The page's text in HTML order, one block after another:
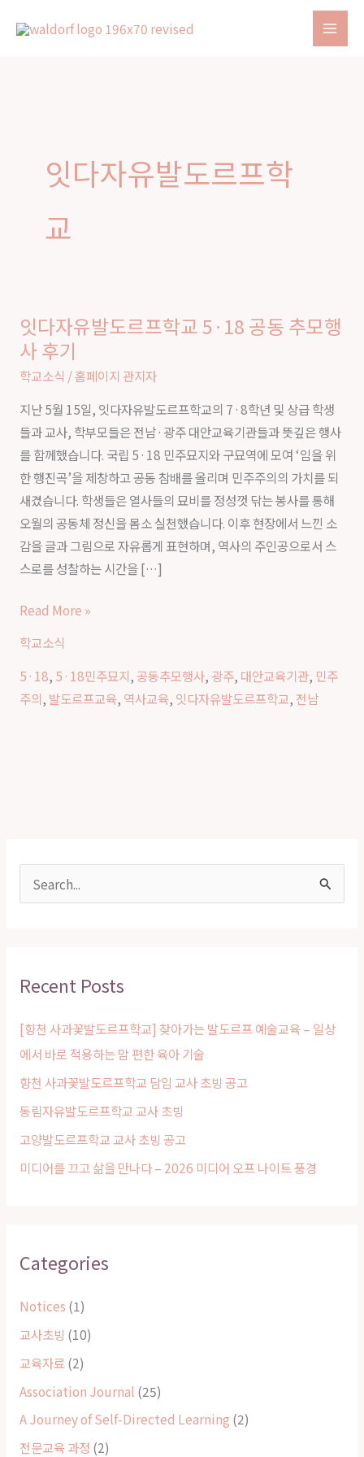
잇다자유발도르프학
교
잇다자유발도르프학교 5·18 공동 추모행
사 후기
학교소식 /홈페이지 관지자
지난 5월 15일, 잇다자유발도르프학교의 7·8학년 및 상급 학생
들과 교사, 학부모들은 전남·광주 대안교육기관들과 뜻깊은 행사
를 함께했습니다. 국립 5·18 민주묘지와 구묘역에 모여 ‘임을 위
한 행진곡’을 제창하고 공동 참배를 올리며 민주주의의 가치를 되
새겼습니다. 학생들은 열사들의 묘비를 정성껏 닦는 봉사를 통해
오월의 공동체 정신을 몸소 실천했습니다. 이후 현장에서 느낀 소
감을 글과 그림으로 자유롭게 표현하며, 역사의 주인공으로서 스
스로를 성찰하는 시간을 […]
잇
다
자
발
도
르
프
학
교
5·18
공
추
모
후
Read More »
학교소식
5·18, 5·18민주묘지,공동추모행사, 광주, 대안교육기관, 민주
주의, 발도르프교육, 역사교육, 잇다자유발도르프학교, 전남
c
f
o
r
:
Recent Posts
[향천 사과꽃발도르프학교] 찾아가는 발도르프 예술교육 – 일상
에서 바로 적용하는 맘 편한 육아 기술
향천 사과꽃발도르프학교 담임 교사 초빙 공고
동림자유발도르프학교 교사 초빙
고양발도르프학교 교사 초빙 공고
미디어를 끄고 삶을 만나다 – 2026 미디어 오프 나이트 풍경
Categories
Notices (1)
교사초빙 (10)
교육자료(2)
Association Journal (25)
A Journey of Self-Directed Learning (2)
전문교육 과정 (2)